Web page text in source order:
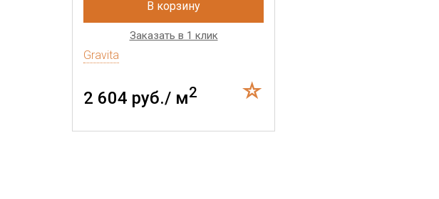
В корзину
Заказать в 1 клик
Gravita
2 604 руб./ м2